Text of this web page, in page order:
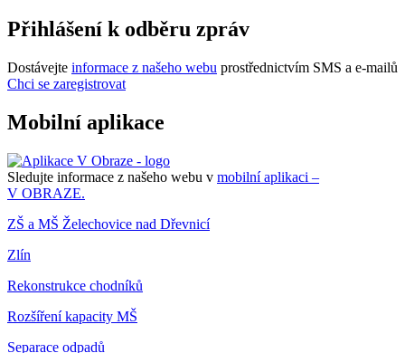
Přihlášení k odběru zpráv
Dostávejte informace z našeho webu prostřednictvím SMS a e-mailů
Chci se zaregistrovat
Mobilní aplikace
Sledujte informace z našeho webu v mobilní aplikaci –
V OBRAZE.
ZŠ a MŠ Želechovice nad Dřevnicí
Zlín
Rekonstrukce chodníků
Rozšíření kapacity MŠ
Separace odpadů